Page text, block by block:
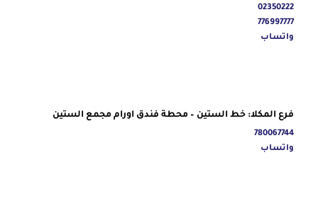
02350222
776997777
واتساب
فرع المكلا: خط الستين – محطة فندق اورام مجمع الستين
780067744
واتساب